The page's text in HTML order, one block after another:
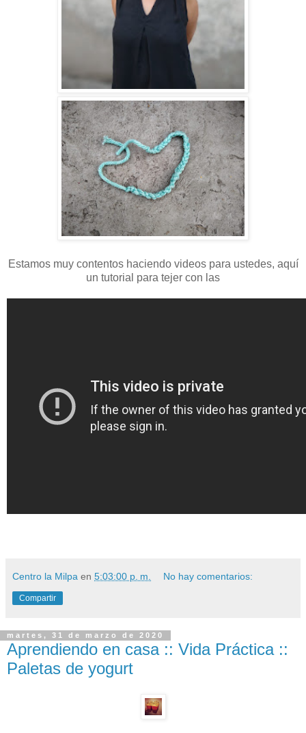
Estamos muy contentos haciendo videos para ustedes, aquí
un tutorial para tejer con las
Centro la Milpa en 5:03:00 p. m. No hay comentarios:
Compartir
martes, 31 de marzo de 2020
Aprendiendo en casa :: Vida Práctica ::
Paletas de yogurt